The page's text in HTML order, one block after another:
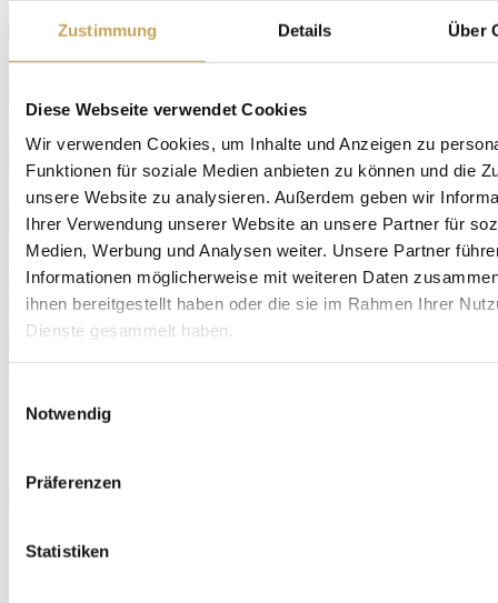
Zustimmung Details Über
Diese Webseite verwendet Cookies
Wir verwenden Cookies, um Inhalte und Anzeigen zu
Funktionen für soziale Medien anbieten zu können und die
unsere Website zu analysieren. Außerdem geben wir
Ihrer Verwendung unserer Website an unsere Partner für
Medien, Werbung und Analysen weiter. Unsere Partner
Informationen möglicherweise mit weiteren Daten
ihnen bereitgestellt haben oder die sie im Rahmen Ihrer
Dienste gesammelt haben.
Notwendig
Präferenzen
Statistiken
Die PLZ scheint nicht korrekt zu sein,
Sonderzeichen nur Bindestrich und Punkte erlaubt.
(*)
Bitte ausschließlich Zahlen (und
Bindestrich) eingeben.
(*)
Das ist nicht korrekt.
Mit dem Versenden des Formulars bestätigen Sie, dass Sie die
Datenschutzerklärung zur Kenntnis genommen haben und
zustimmen, dass Ihre Angaben elektronisch gespeichert werden,
sowie dieAllgemeinen Geschäftsbedingungen (AGB)zur Kenntnis
genommen haben und mit deren Geltung einverstanden sind.
Jetzt bestellen
(*)
Keine Gebühren